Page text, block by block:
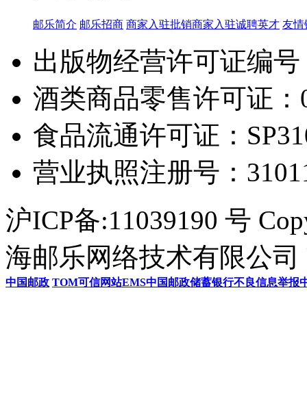
邮乐简介 邮乐招商 商家入驻批销商家入驻诚聘英才 友情
出版物经营许可证编
酒类商品零售许可证：
食品流通许可证：
营业执照注册号：
沪ICP备:11039190 号
海邮乐网络技术有限公司
中国邮政 TOM可信网站EMS中国邮政储蓄银行不良信息举报